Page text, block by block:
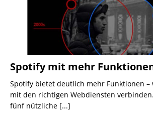
Spotify mit mehr
Spotify bietet deutlich mehr Funktionen –
mit den richtigen Webdiensten
fünf nützliche [...]